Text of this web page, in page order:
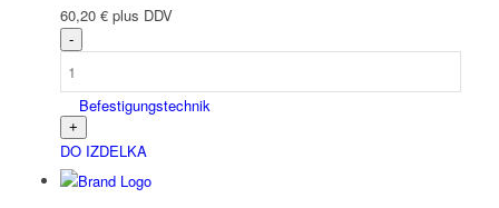
Befesti­gungs­technik
60,20 € plus DDV
DO IZDELKA